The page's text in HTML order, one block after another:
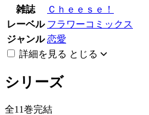
雑誌
Ｃｈｅｅｓｅ！
レーベル フラワーコミックス
ジャンル 恋愛
詳細を見る とじる
シリーズ
全11巻完結